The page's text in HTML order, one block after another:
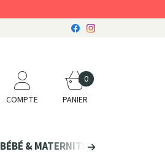
COMPTE PANIER
0
BÉBÉ & MATERNITÉ